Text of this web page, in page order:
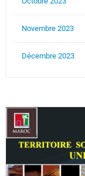
Novembre 2023
Décembre 2023